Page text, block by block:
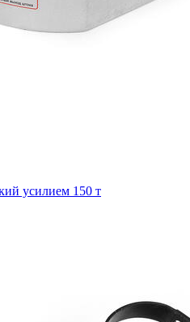
усилием 150 т